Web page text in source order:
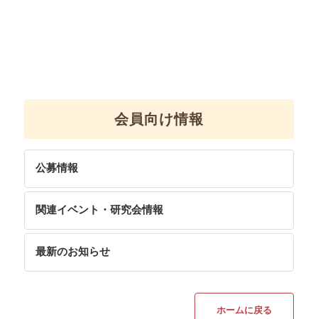
会員向け情報
公募情報
関連イベント・研究会情報
最新のお知らせ
ホームに戻る